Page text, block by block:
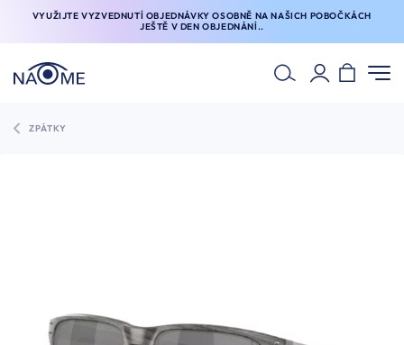
VYUŽIJTE VYZVEDNUTÍ OBJEDNÁVKY OSOBNĚ NA NAŠICH POBOČKÁCH
JEŠTĚ V DEN OBJEDNÁNÍ..
ZPÁTKY